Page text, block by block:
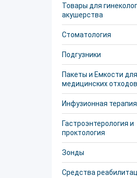
Товары для
акушерства
Стоматология
Подгузники
Пакеты и Емкости для
медицинских отходов
Инфузионная терапия
Гастроэнтерология и
проктология
Зонды
Средства